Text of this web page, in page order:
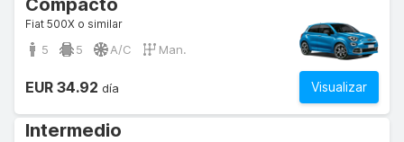
Compacto
Fiat 500X o similar
5 5 A/C Man.
Visualizar
EUR 34.92 día
Intermedio